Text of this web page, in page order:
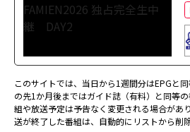
このサイトでは、当日から1週間分はEPGと
の先1か月後まではガイド誌（有料）と同等
組や放送予定は予告なく変更される場合があ
送が終了した番組は、自動的にリストから削除